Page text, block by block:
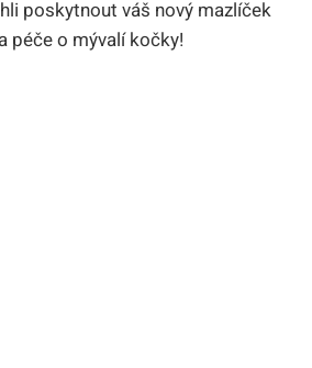
poskytnout váš nový mazlíček
péče o mývalí kočky!